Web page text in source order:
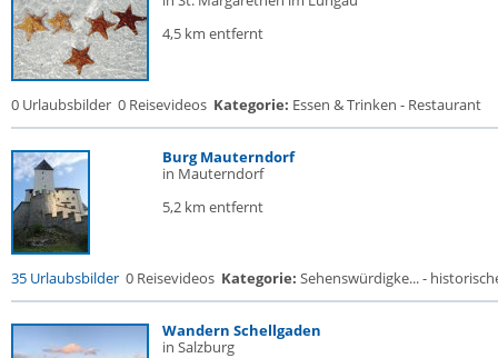
4,5 km entfernt
0 Urlaubsbilder 0 Reisevideos Kategorie: Essen & Trinken - Restaurant
Burg Mauterndorf
in Mauterndorf
5,2 km entfernt
35 Urlaubsbilder 0 Reisevideos Kategorie: Sehenswürdigke... -
Wandern Schellgaden
in Salzburg